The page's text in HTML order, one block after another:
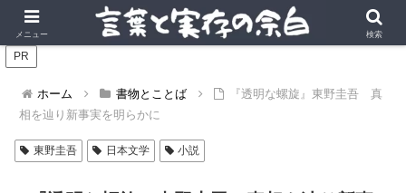
言葉の風景に、実存の深みを。
PR
ホーム 書物とことば
『透明な螺旋』東野圭吾 真
相を辿り新事実を明らかに
東野圭吾 日本文学 小説
メニュー 検索